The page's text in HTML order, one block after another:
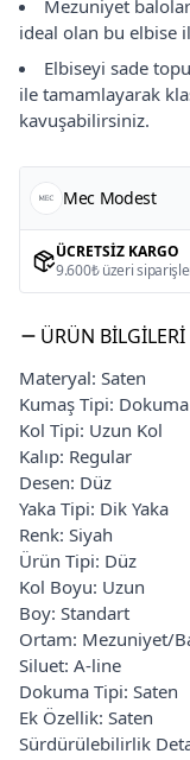
Mezuniyet
ideal olan bu elbise
Elbiseyi sade
ile tamamlayarak
kavuşabilirsiniz.
Mec Modest
ÜCRETSIZ KARGO
9.600₺ üzeri
ÜRÜN BILGILERI
Materyal: Saten
Kumaş Tipi: Dokuma
Kol Tipi: Uzun Kol
Kalıp: Regular
Desen: Düz
Yaka Tipi: Dik Yaka
Renk: Siyah
Ürün Tipi: Düz
Kol Boyu: Uzun
Boy: Standart
Ortam: Mezuniyet/
Siluet: A-line
Dokuma Tipi: Saten
Ek Özellik: Saten
Sürdürülebilirlik